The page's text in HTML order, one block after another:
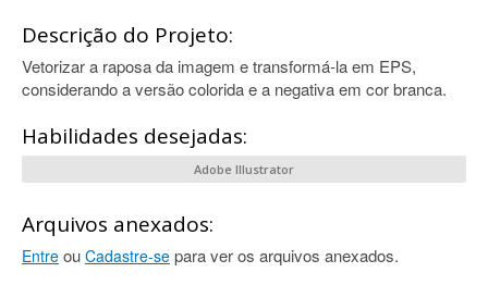
Descrição do Projeto:
Vetorizar a raposa da imagem e transformá-la em EPS,
considerando a versão colorida e a negativa em cor branca.
Habilidades desejadas:
Adobe Illustrator
Arquivos anexados:
Entre ou Cadastre-se para ver os arquivos anexados.